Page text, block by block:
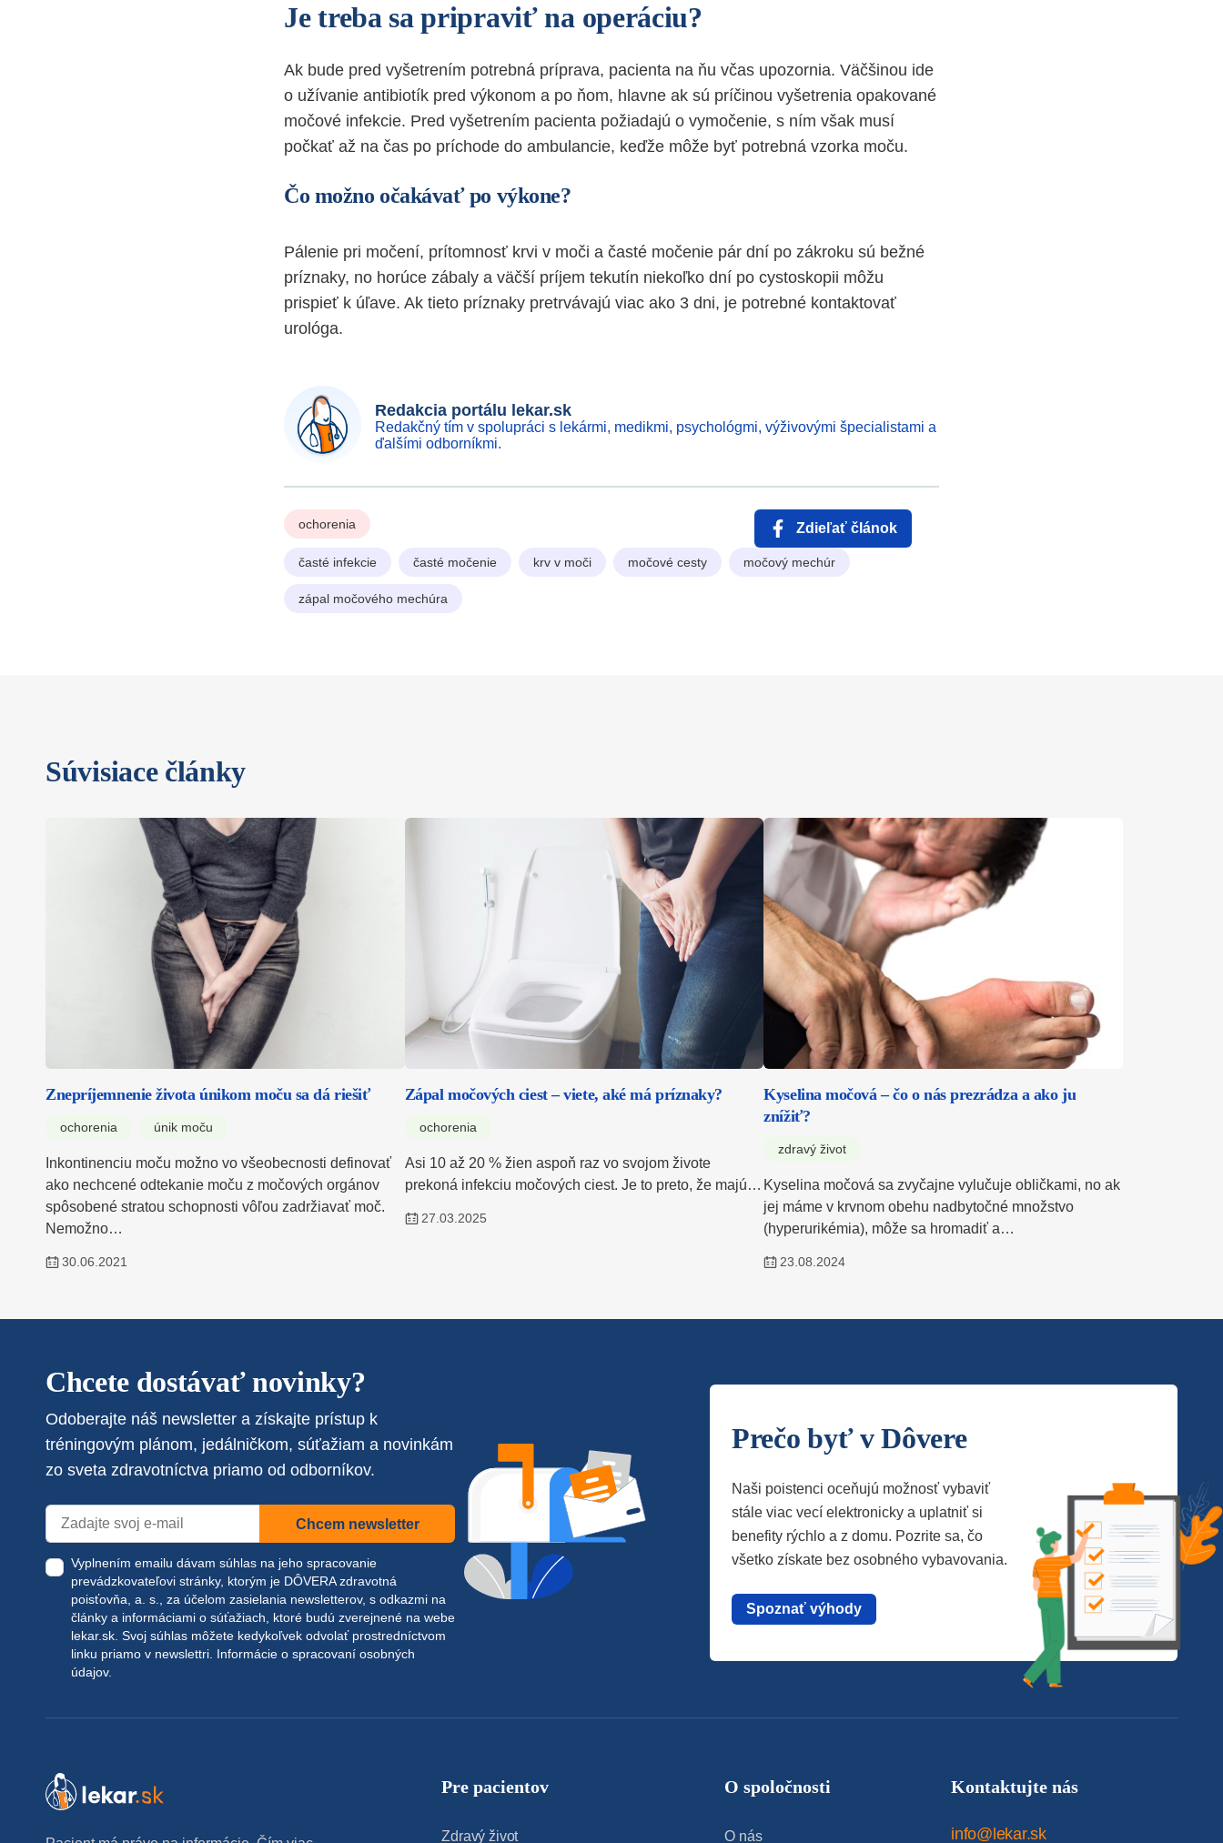
Je treba sa pripraviť na operáciu?
Ak bude pred vyšetrením potrebná príprava, pacienta na ňu včas upozornia. Väčšinou ide
o užívanie antibiotík pred výkonom a po ňom, hlavne ak sú príčinou vyšetrenia opakované
močové infekcie. Pred vyšetrením pacienta požiadajú o vymočenie, s ním však musí
počkať až na čas po príchode do ambulancie, keďže môže byť potrebná vzorka moču.
Čo možno očakávať po výkone?
Pálenie pri močení, prítomnosť krvi v moči a časté močenie pár dní po zákroku sú bežné
príznaky, no horúce zábaly a väčší príjem tekutín niekoľko dní po cystoskopii môžu
prispieť k úľave. Ak tieto príznaky pretrvávajú viac ako 3 dni, je potrebné kontaktovať
urológa.
Redakcia portálu lekar.sk
Redakčný tím v spolupráci s lekármi, medikmi, psychológmi, výživovými špecialistami a
ďalšími odborníkmi.
ochorenia Zdieľať článok
časté infekcie časté močenie krv v moči močové cesty močový mechúr
zápal močového mechúra
Súvisiace články
Znepríjemnenie života únikom moču sa dá riešiť
ochorenia únik moču
Inkontinenciu moču možno vo všeobecnosti definovať
ako nechcené odtekanie moču z močových orgánov
spôsobené stratou schopnosti vôľou zadržiavať moč.
Nemožno…
30.06.2021
Zápal močových ciest – viete, aké má príznaky?
ochorenia
Asi 10 až 20 % žien aspoň raz vo svojom živote
prekoná infekciu močových ciest. Je to preto, že majú…
27.03.2025
Kyselina močová – čo o nás prezrádza a ako ju
znížiť?
zdravý život
Kyselina močová sa zvyčajne vylučuje obličkami, no ak
jej máme v krvnom obehu nadbytočné množstvo
(hyperurikémia), môže sa hromadiť a…
23.08.2024
Chcete dostávať novinky?
Odoberajte náš newsletter a získajte prístup k
tréningovým plánom, jedálničkom, súťažiam a novinkám
zo sveta zdravotníctva priamo od odborníkov.
Chcem newsletter
Vyplnením emailu dávam súhlas na jeho spracovanie
prevádzkovateľovi stránky, ktorým je DÔVERA zdravotná
poisťovňa, a. s., za účelom zasielania newsletterov, s odkazmi na
články a informáciami o súťažiach, ktoré budú zverejnené na webe
lekar.sk. Svoj súhlas môžete kedykoľvek odvolať prostredníctvom
linku priamo v newslettri. Informácie o spracovaní osobných
údajov.
Prečo byť v Dôvere
Naši poistenci oceňujú možnosť vybaviť
stále viac vecí elektronicky a uplatniť si
benefity rýchlo a z domu. Pozrite sa, čo
všetko získate bez osobného vybavovania.
Spoznať výhody
Pre pacientov
Zdravý život
O spoločnosti
O nás
Kontaktujte nás
info@lekar.sk